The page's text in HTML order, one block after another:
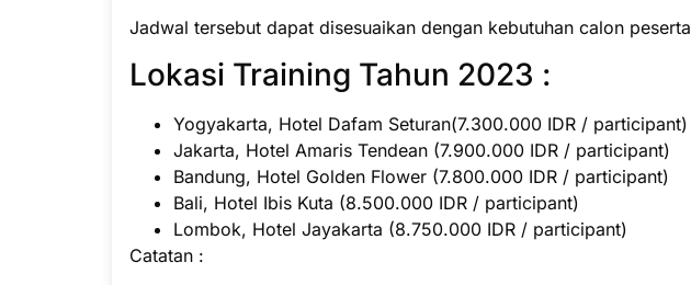
Jadwal tersebut dapat disesuaikan dengan kebutuhan calon peserta
Lokasi Training Tahun 2023 :
Yogyakarta, Hotel Dafam Seturan(7.300.000 IDR / participant)
Jakarta, Hotel Amaris Tendean (7.900.000 IDR / participant)
Bandung, Hotel Golden Flower (7.800.000 IDR / participant)
Bali, Hotel Ibis Kuta (8.500.000 IDR / participant)
Lombok, Hotel Jayakarta (8.750.000 IDR / participant)
Catatan :